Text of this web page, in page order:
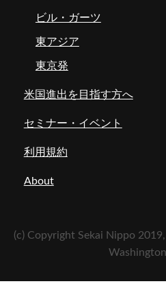
ビル・ガーツ
東アジア
東京発
米国進出を目指す方へ
セミナー・イベント
利用規約
About
(c) Copyright Sekai Nippo